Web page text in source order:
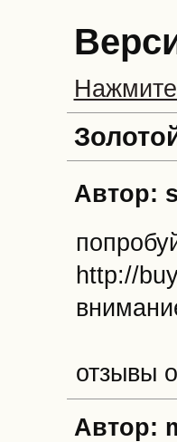
Автор:
http://
отзывы
Автор: